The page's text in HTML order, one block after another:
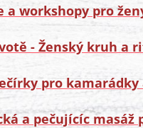
a workshopy pro
- Ženský kruh a
pro
a pečujícíc masáž